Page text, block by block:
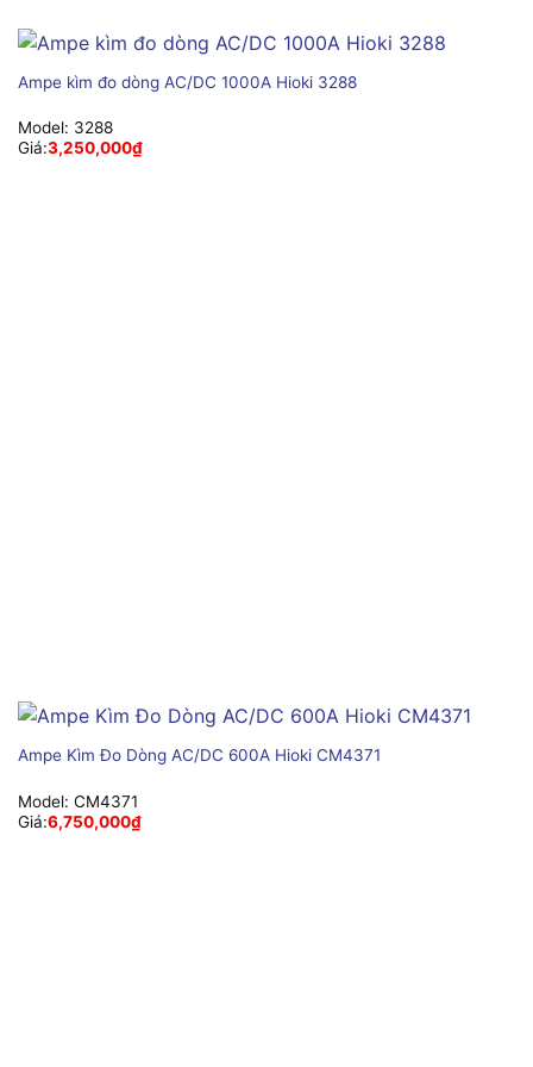
Ampe kìm đo dòng AC/DC 1000A Hioki 3288
Model: 3288
Giá:3,250,000₫
Ampe Kìm Đo Dòng AC/DC 600A Hioki CM4371
Model: CM4371
Giá:6,750,000₫